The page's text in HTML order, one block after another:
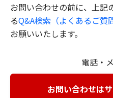
お問い合わせの前に、上記
るQ&A検索（よくあるご質
お願いいたします。
電話・
お問い合わせは